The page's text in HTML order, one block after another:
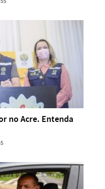
no Acre. Entenda